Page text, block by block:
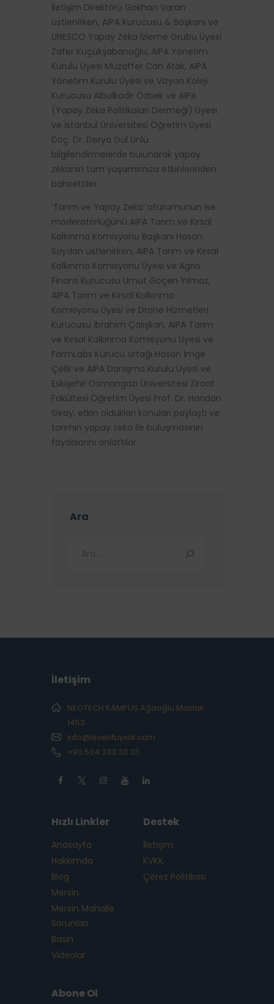
İletişim Direktörü Gökhan Varan
üstlenirken, AIPA Kurucusu & Başkanı ve
UNESCO Yapay Zeka İzleme Grubu Üyesi
Zafer Küçükşabanoğlu, AIPA Yönetim
Kurulu Üyesi Muzaffer Can Atak, AIPA
Yönetim Kurulu Üyesi ve Vizyon Koleji
Kurucusu Albulkadir Özbek ve AIPA
(Yapay Zeka Politikaları Dermeği) Üyesi
ve İstanbul Üniversitesi Öğretim Üyesi
Doç. Dr. Derya Gül Ünlü
bilgilendirmelerde bulunarak yapay
zekanın tüm yaşamımıza etkinlerinden
bahsettiler.
‘Tarım ve Yapay Zeka’ oturumunun ise
moderatörlüğünü AIPA Tarım ve Kırsal
Kalkınma Komisyonu Başkanı Hasan
Soydan üstlenirken, AIPA Tarım ve Kırsal
Kalkınma Komisyonu Üyesi ve Agrio
Finans Kurucusu Umut Göçen Yılmaz,
AIPA Tarım ve Kırsal Kalkınma
Komisyonu Üyesi ve Drone Hizmetleri
Kurucusu İbrahim Çalışkan, AIPA Tarım
ve Kırsal Kalkınma Komisyonu Üyesi ve
FarmLabs Kurucu ortağı Hasan İmge
Çelik ve AIPA Danışma Kurulu Üyesi ve
Eskişehir Osmangazi Üniversitesi Ziraat
Fakültesi Öğretim Üyesi Prof. Dr. Handan
Giray, etkin oldukları konuları paylaştı ve
tarımın yapay zeka ile buluşmasının
faydalarını anlattılar.
Ara
İletişim
NEOTECH KAMPÜS Ağaoğlu Maslak
1453
info@leventuysal.com
+90 534 333 33 33
Hızlı Linkler
Anasayfa
Hakkımda
Blog
Mersin
Mersin Mahalle
Sorunları
Basın
Videolar
Destek
İletişim
KVKK
Çerez Politikası
Abone Ol